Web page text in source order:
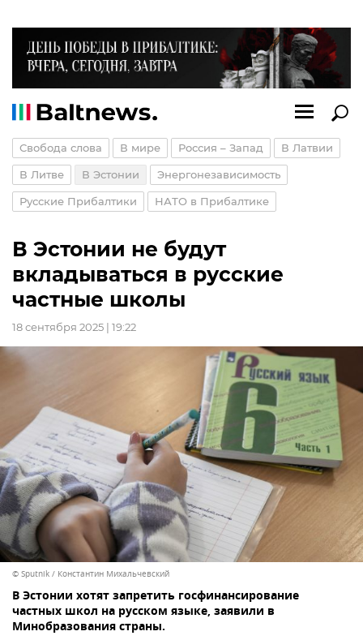
Свобода слова В мире Россия – Запад В Латвии
В Литве В Эстонии Энергонезависимость
Русские Прибалтики НАТО в Прибалтике
В Эстонии не будут
вкладываться в русские
частные школы
18 сентября 2025 | 19:22
© Sputnik / Константин Михальчевский
В Эстонии хотят запретить госфинансирование
частных школ на русском языке, заявили в
Минобразования страны.